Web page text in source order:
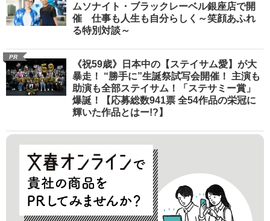
ムソナイト・ブラックレーベル銀座店で開
催 仕事も人生も自分らしく～笑顔あふれ
る特別対談～
PR
《祝59歳》日本中の【ステイサム愛】が大
暴走！ “勝手に”生誕祭試写会開催！ 主演も
助演も全部ステイサム！「ステサミー賞」
爆誕！【応募総数941票 全54作品の栄冠に
輝いた作品とはー!?】